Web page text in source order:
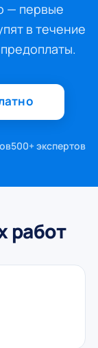
— первые
в течение
500+ экспертов
работ